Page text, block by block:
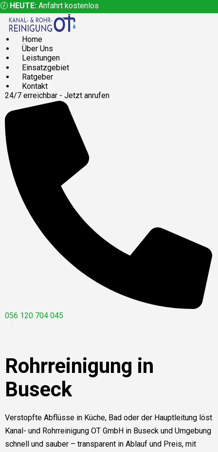
🕖 HEUTE: Anfahrt kostenlos
Home
Über Uns
Leistungen
Einsatzgebiet
Ratgeber
Kontakt
24/7 erreichbar - Jetzt anrufen
056 120 704 045
Rohrreinigung in
Buseck
Verstopfte Abflüsse in Küche, Bad oder der Hauptleitung löst
Kanal- und Rohrreinigung OT GmbH in Buseck und Umgebung
schnell und sauber – transparent in Ablauf und Preis, mit